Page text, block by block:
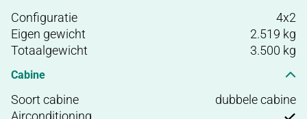
Configuratie
4x2
Eigen gewicht
2.519 kg
Totaalgewicht
3.500 kg
Cabine
Soort cabine
dubbele cabine
Airconditioning